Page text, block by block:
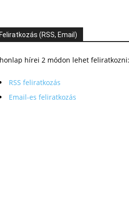
Feliratkozás (RSS, Email)
hírei 2 módon lehet feliratkozni:
RSS feliratkozás
Email-es feliratkozás